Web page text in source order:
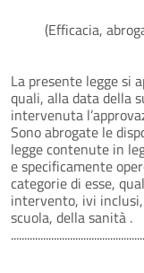
(Efficacia,
La presente legge si
quali, alla data della
intervenuta
Sono abrogate le
legge contenute in
e specificamente
categorie di esse,
intervento, ivi
scuola, della sanità .